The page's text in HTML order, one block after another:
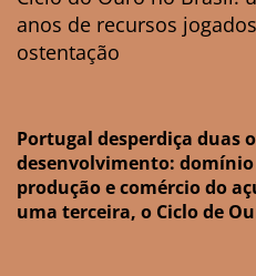
anos de recursos
ostentação
Portugal desperdiça duas
desenvolvimento: domínio
produção e comércio do
uma terceira, o Ciclo de